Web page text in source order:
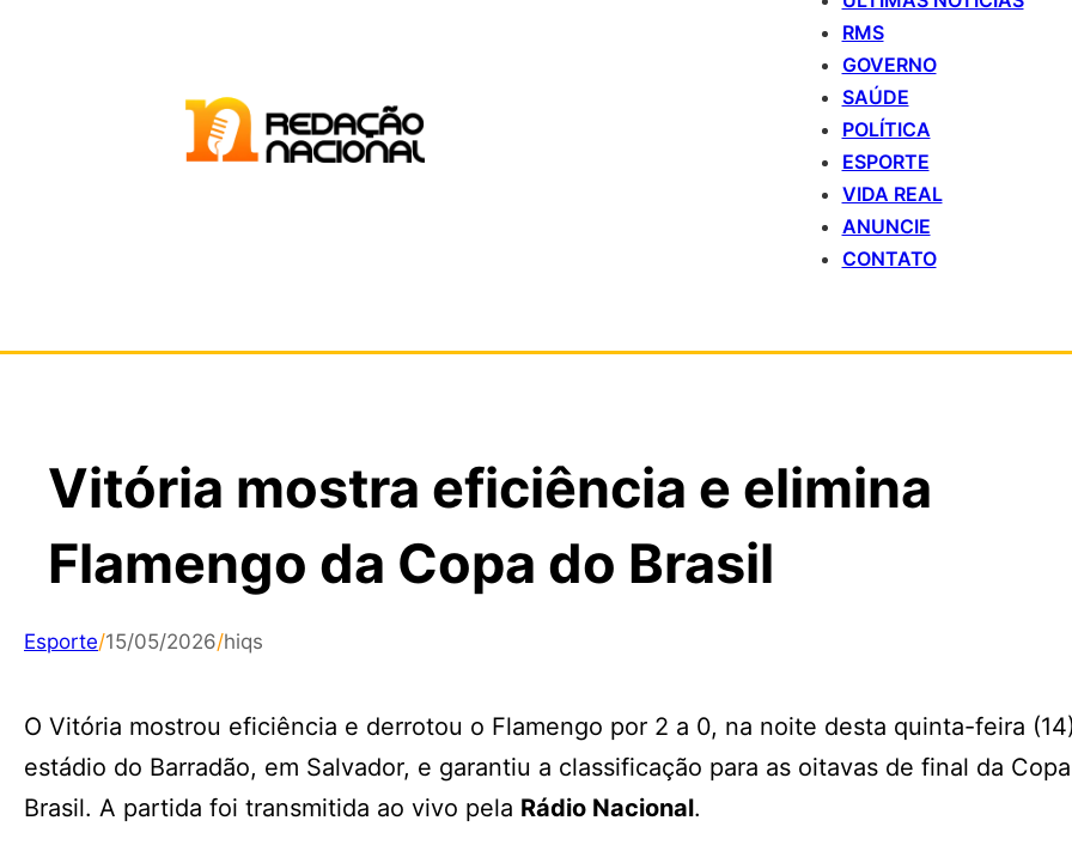
RMS
GOVERNO
SAÚDE
POLÍTICA
ESPORTE
VIDA REAL
ANUNCIE
CONTATO
Vitória mostra eficiência e elimina
Flamengo da Copa do Brasil
Esporte/15/05/2026/hiqs
O Vitória mostrou eficiência e derrotou o Flamengo por 2 a 0, na noite desta quinta-feira
estádio do Barradão, em Salvador, e garantiu a classificação para as oitavas de final da
Brasil. A partida foi transmitida ao vivo pela Rádio Nacional.